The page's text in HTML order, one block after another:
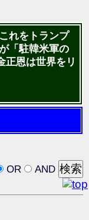
れをトランプ
「駐韓米軍の
正恩は世界をリ
OR AND